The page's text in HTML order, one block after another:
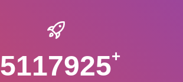
5117925